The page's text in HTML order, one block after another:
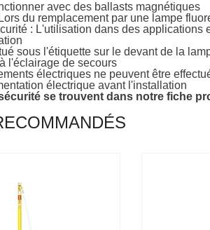
avec des ballasts magnétiques
du remplacement par une lampe
: L'utilisation dans des
sous l'étiquette sur le devant de la
l'éclairage de secours
électriques ne peuvent être
électrique avant l'installation
se trouvent dans notre fiche